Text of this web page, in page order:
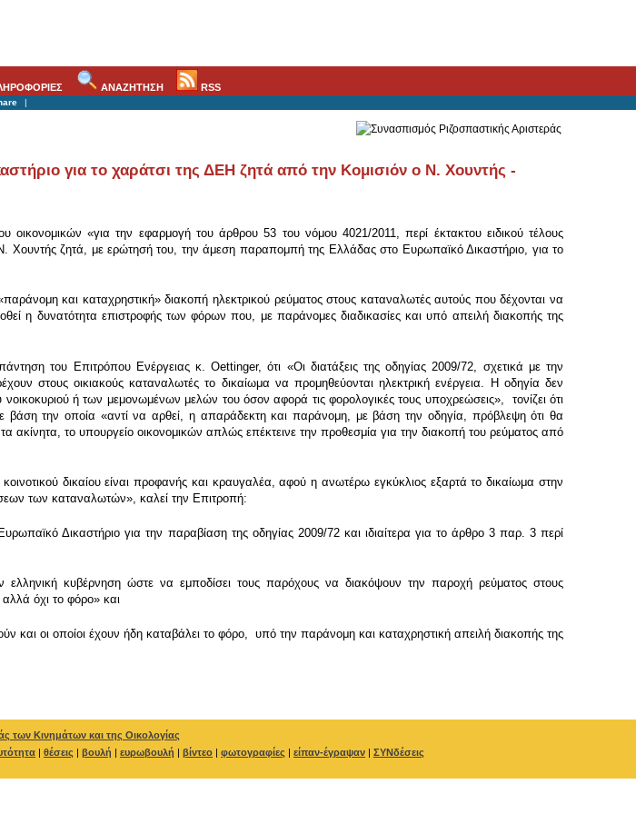
ΑΝΑΖΗΤΗΣΗ RSS
|
για το χαράτσι της ΔΕΗ ζητά από την Κομισιόν ο Ν. Χουντής -
«για την εφαρμογή του άρθρου 53 του νόμου 4021/2011, περί έκτακτου ειδικού τέλους
ζητά, με ερώτησή του, την άμεση παραπομπή της Ελλάδας στο Ευρωπαϊκό Δικαστήριο, για το
και καταχρηστική» διακοπή ηλεκτρικού ρεύματος στους καταναλωτές αυτούς που δέχονται να
η δυνατότητα επιστροφής των φόρων που, με παράνομες διαδικασίες και υπό απειλή διακοπής της
του Επιτρόπου Ενέργειας κ. Oettinger, ότι «Οι διατάξεις της οδηγίας 2009/72, σχετικά με την
στους οικιακούς καταναλωτές το δικαίωμα να προμηθεύονται ηλεκτρική ενέργεια. Η οδηγία δεν
ή των μεμονωμένων μελών του όσον αφορά τις φορολογικές τους υποχρεώσεις», τονίζει ότι
την οποία «αντί να αρθεί, η απαράδεκτη και παράνομη, με βάση την οδηγία, πρόβλεψη ότι θα
ακίνητα, το υπουργείο οικονομικών απλώς επέκτεινε την προθεσμία για την διακοπή του ρεύματος από
δικαίου είναι προφανής και κραυγαλέα, αφού η ανωτέρω εγκύκλιος εξαρτά το δικαίωμα στην
των καταναλωτών», καλεί την Επιτροπή:
Δικαστήριο για την παραβίαση της οδηγίας 2009/72 και ιδιαίτερα για το άρθρο 3 παρ. 3 περί
ελληνική κυβέρνηση ώστε να εμποδίσει τους παρόχους να διακόψουν την παροχή ρεύματος στους
όχι το φόρο» και
και οι οποίοι έχουν ήδη καταβάλει το φόρο, υπό την παράνομη και καταχρηστική απειλή διακοπής της
των Κινημάτων και της Οικολογίας
| θέσεις | βουλή | ευρωβουλή | βίντεο | φωτογραφίες | είπαν-έγραψαν | ΣΥΝδέσεις